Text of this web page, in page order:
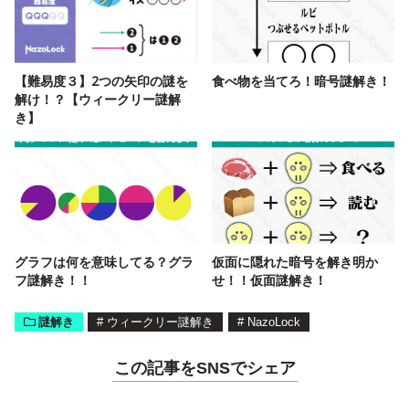
【難易度３】2つの矢印の謎を
解け！？【ウィークリー謎解
き】
食べ物を当てろ！暗号謎解き！
グラフは何を意味してる？グラ
フ謎解き！！
仮面に隠れた暗号を解き明か
せ！！仮面謎解き！
謎解き # ウィークリー謎解き # NazoLock
この記事をSNSでシェア